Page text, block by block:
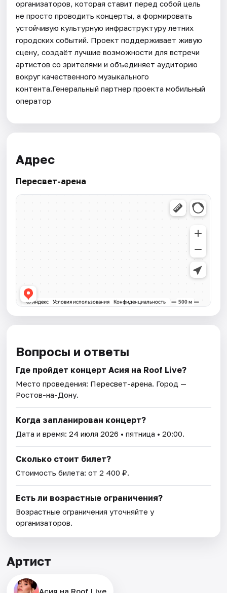
организаторов, которая ставит перед собой цель
не просто проводить концерты, а формировать
устойчивую культурную инфраструктуру летних
городских событий. Проект поддерживает живую
сцену, создаёт лучшие возможности для встречи
артистов со зрителями и объединяет аудиторию
вокруг качественного музыкального
контента.Генеральный партнер проекта мобильный
оператор
Адрес
Пересвет-арена
Вопросы и ответы
Где пройдет концерт Асия на Roof Live?
Место проведения: Пересвет-арена. Город —
Ростов-на-Дону.
Когда запланирован концерт?
Дата и время:24 июля 2026 • пятница • 20:00.
Сколько стоит билет?
Стоимость билета: от 2 400 ₽.
Есть ли возрастные ограничения?
Возрастные ограничения уточняйте у
организаторов.
Артист
Асия на Roof Live